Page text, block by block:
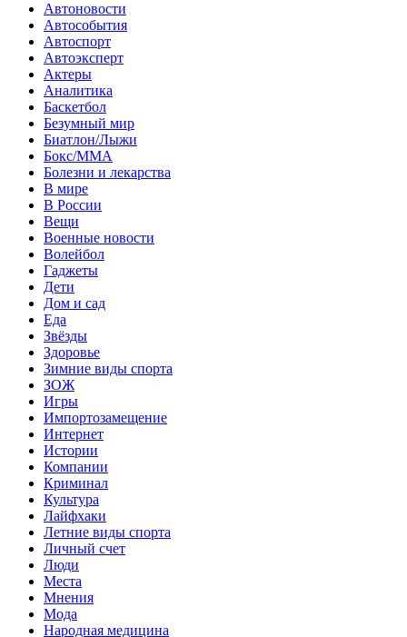
Автоновости
Автособытия
Автоспорт
Автоэксперт
Актеры
Аналитика
Баскетбол
Безумный мир
Биатлон/Лыжи
Бокс/MMA
Болезни и лекарства
В мире
В России
Вещи
Военные новости
Волейбол
Гаджеты
Дети
Дом и сад
Еда
Звёзды
Здоровье
Зимние виды спорта
ЗОЖ
Игры
Импортозамещение
Интернет
Истории
Компании
Криминал
Культура
Лайфхаки
Летние виды спорта
Личный счет
Люди
Места
Мнения
Мода
Народная медицина